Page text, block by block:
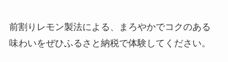
前割りレモン製法による、まろやかでコクのある
味わいをぜひふるさと納税で体験してください。